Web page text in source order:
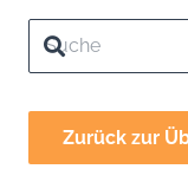
Zurück zur